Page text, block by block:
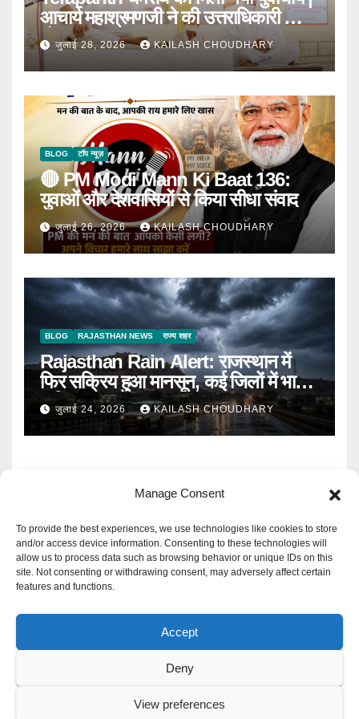
Manage Consent
To provide the best experiences, we use technologies like cookies to store
and/or access device information. Consenting to these technologies will
allow us to process data such as browsing behavior or unique IDs on this
site. Not consenting or withdrawing consent, may adversely affect certain
features and functions.
Accept
Deny
View preferences
आचार्य महाश्रमणजी ने की उत्तराधिकारी की
घोषणा
जुलाई 28, 2026 KAILASH CHOUDHARY
BLOG टॉप न्यूज़
🔴 PM Modi Mann Ki Baat 136:
युवाओं और देशवासियों से किया सीधा संवाद
जुलाई 26, 2026 KAILASH CHOUDHARY
BLOG RAJASTHAN NEWS राज्य शहर
Rajasthan Rain Alert: राजस्थान में
फिर सक्रिय हुआ मानसून, कई जिलों में भारी
बारिश का Alert
जुलाई 24, 2026 KAILASH CHOUDHARY
Mangal Media News
हर खबर पर नजर